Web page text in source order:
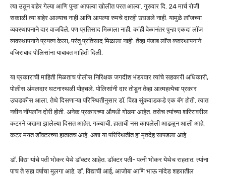
त्या उठून बाहेर गेल्या आणि पुन्हा आपल्या खोलीत परत आल्या. गुरुवार दि. 24 मार्च रोजी
सकाळी त्या बाहेर आल्याच नाही आणि आपल्या रुमचे दारही उघडले नाही. यामुळे लॉजच्या
व्यवस्थापनाने दार वाजविले, पण प्रतिसाद मिळाला नाही. कांही वेळानंतर पुन्हा एकदा लॉज
व्यवस्थापनाने प्रयत्न केला, परंतू प्रतिसाद मिळाला नाही. तेंव्हा पंजाब लॉज व्यवस्थापनाने
वजिराबाद पोलिसांना याबाबत माहिती दिली.
या प्रकाराची माहिती मिळताच पोलीस निरिक्षक जगदीश भंडरवार त्यांचे सहकारी अधिकारी,
पोलीस अंमलदार घटनास्थळी पोहचले. पोलिसांनी दार तोडून तेव्हा आत्महत्येचा प्रकार
उघडकीस आला. तेथे दिसणाऱ्या परिस्थितीनुसार डॉ. विद्या सुंकवाडकडे एक बॅग होती. त्यात
नवीन नॉयलॉन दोरी होती. अनेक प्रकारच्या औषधी गोळ्या आहेत. तसेच त्यांच्या शरिरावरील
कटरने जखमा झालेल्या दिसत आहेत. गळ्याची, हाताची नस कापलेली आढळून आली आहे.
कटर मयत डॉक्टरच्या हातातच आहे. अशा या परिस्थितीत हा मृतदेह सापडला आहे.
डॉ. विद्या यांचे पती भोकर येथे डॉक्टर आहेत. डॉक्टर पती- पत्नी भोकर येथेच राहतात. त्यांना
पाच ते सहा वर्षाचा मुलगा आहे. डॉ. विद्याची आई, आजोबा आणि भाऊ नांदेड शहरातील